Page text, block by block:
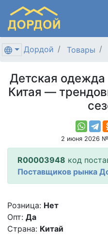
Дордой Товары
Детская одежда
Китая —
2 июня 2026
R00003948 код
Поставщиков рынка
Розница: Нет
Опт: Да
Страна: Китай